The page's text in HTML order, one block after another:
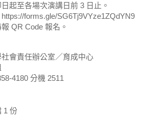
起至各場次演講日前 3 日止。
forms.gle/SG6Tj9VYze1ZQdYN9
QR Code 報名。
會責任辦公室／育成中心
4180 分機 2511
1 份